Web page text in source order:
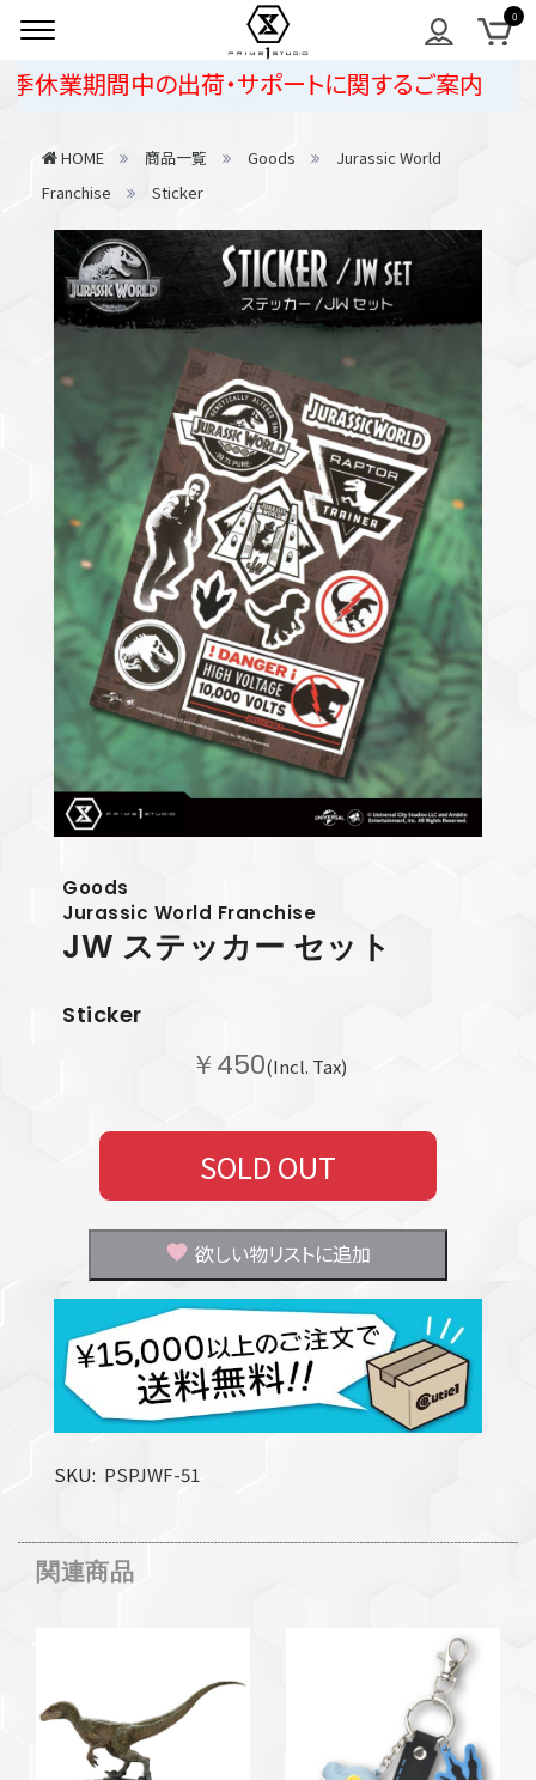
期間中の出荷・サポートに関するご案内
HOME 商品一覧 Goods
Jurassic World
Franchise
Sticker
Goods
Jurassic World Franchise
JW ステッカー セット
Sticker
￥450(Incl. Tax)
SOLD OUT
欲しい物リストに追加
SKU PSPJWF-51
関連商品